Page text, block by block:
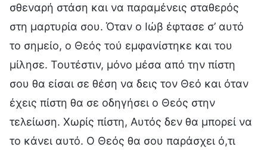
σθεναρή στάση και να παραμένεις σταθερός
στη μαρτυρία σου. Όταν ο Ιώβ έφτασε σ’ αυτό
το σημείο, ο Θεός τού εμφανίστηκε και του
μίλησε. Τουτέστιν, μόνο μέσα από την πίστη
σου θα είσαι σε θέση να δεις τον Θεό και όταν
έχεις πίστη θα σε οδηγήσει ο Θεός στην
τελείωση. Χωρίς πίστη, Αυτός δεν θα μπορεί να
το κάνει αυτό. Ο Θεός θα σου παράσχει ό,τι